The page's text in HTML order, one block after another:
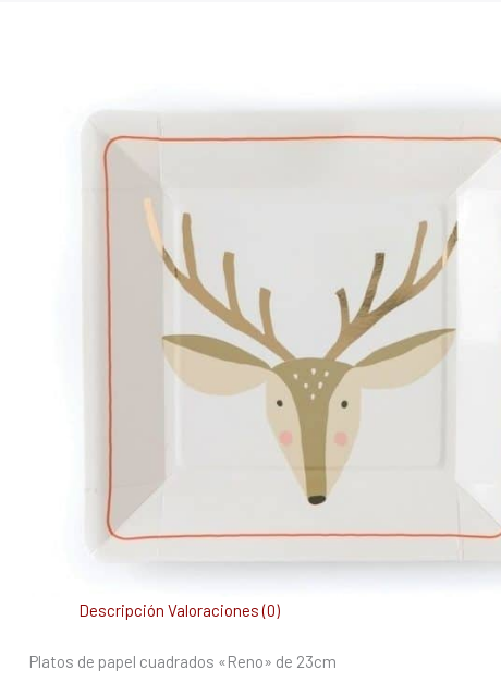
Descripción Valoraciones (0)
Platos de papel cuadrados «Reno» de 23cm